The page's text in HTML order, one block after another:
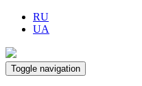
RU
UA
Toggle navigation